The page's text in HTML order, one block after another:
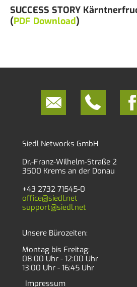
SUCCESS STORY
(PDF Download)
Siedl Networks GmbH
Dr.-Franz-Wilhelm-Straße 2
3500 Krems an der Donau
+43 2732 71545-0
office@siedl.net
support@siedl.net
Unsere Bürozeiten:
Montag bis Freitag:
08:00 Uhr - 12:00 Uhr
13:00 Uhr - 16:45 Uhr
Impressum